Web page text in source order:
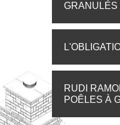
GRANULÉS
RUDI
POÊLES À